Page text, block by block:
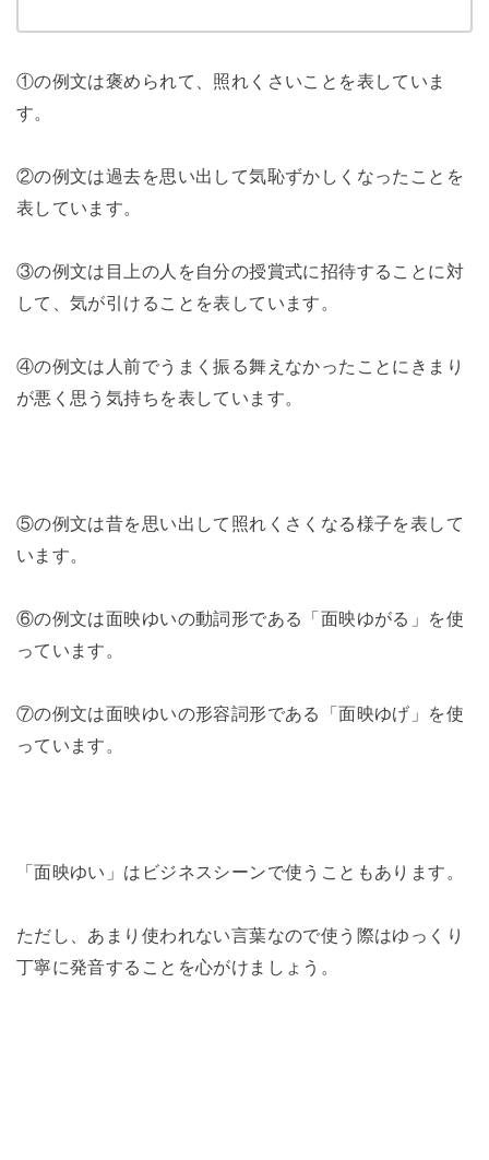
①の例文は褒められて、照れくさいことを表していま
す。
②の例文は過去を思い出して気恥ずかしくなったことを
表しています。
③の例文は目上の人を自分の授賞式に招待することに対
して、気が引けることを表しています。
④の例文は人前でうまく振る舞えなかったことにきまり
が悪く思う気持ちを表しています。
⑤の例文は昔を思い出して照れくさくなる様子を表して
います。
⑥の例文は面映ゆいの動詞形である「面映ゆがる」を使
っています。
⑦の例文は面映ゆいの形容詞形である「面映ゆげ」を使
っています。
「面映ゆい」はビジネスシーンで使うこともあります。
ただし、あまり使われない言葉なので使う際はゆっくり
丁寧に発音することを心がけましょう。